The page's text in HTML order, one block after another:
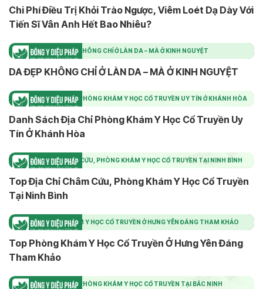
Chi Phí Điều Trị Khỏi Trào Ngược, Viêm Loét Dạ Dày Với
Tiến Sĩ Vân Anh Hết Bao Nhiêu?
DA ĐẸP KHÔNG CHỈ Ở LÀN DA – MÀ Ở KINH NGUYỆT
DA ĐẸP KHÔNG CHỈ Ở LÀN DA – MÀ Ở KINH NGUYỆT
DANH SÁCH ĐỊA CHỈ PHÒNG KHÁM Y HỌC CỔ TRUYỀN UY TÍN Ở KHÁNH HÒA
Danh Sách Địa Chỉ Phòng Khám Y Học Cổ Truyền Uy
Tín Ở Khánh Hòa
TOP ĐỊA CHỈ CHÂM CỨU, PHÒNG KHÁM Y HỌC CỔ TRUYỀN TẠI NINH BÌNH
Top Địa Chỉ Châm Cứu, Phòng Khám Y Học Cổ Truyền
Tại Ninh Bình
TOP PHÒNG KHÁM Y HỌC CỔ TRUYỀN Ở HƯNG YÊN ĐÁNG THAM KHẢO
Top Phòng Khám Y Học Cổ Truyền Ở Hưng Yên Đáng
Tham Khảo
TOP ĐỊA CHỈ PHÒNG KHÁM Y HỌC CỔ TRUYỀN TẠI BẮC NINH